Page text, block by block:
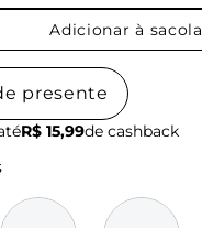
Adicionar à sacola
presente
R$ 15,99de cashback